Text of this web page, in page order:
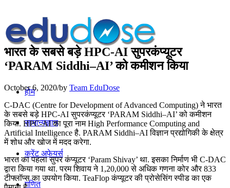
होम
सामान्यज्ञान
करेंट अफेयर्स
गणित
भारत के सबसे बड़े HPC-AI सुपरकंप्यूटर
‘PARAM Siddhi–AI’ को कमीशन किया
October 6, 2020/by Team EduDose
C-DAC (Centre for Development of Advanced Computing) ने भारत
के सबसे बड़े HPC-AI सुपरकंप्यूटर ‘PARAM Siddhi–AI’ को कमीशन
किया. HPC-AI का पूरा नाम High Performance Computing and
Artificial Intelligence है. PARAM Siddhi–AI विज्ञान प्रद्योगिकी के क्षेत्र
में शोध और खोज में मदद करेगा.
भारत का पहला सुपर कंप्यूटर ‘Param Shivay’ था. इसका निर्माण भी C-DAC
द्वारा किया गया था. परम शिवाय ने 1,20,000 से अधिक गणना कोर और 833
टीफ्लॉप्स का उपयोग किया. TeaFlop कंप्यूटर की प्रोसेसिंग स्पीड का एक